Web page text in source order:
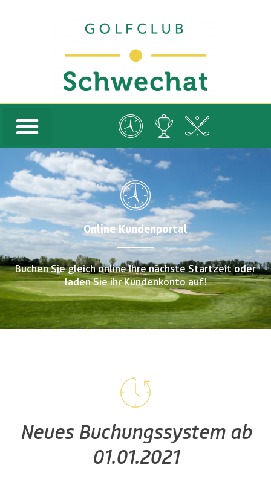
Online Kundenportal
Buchen Sie gleich online Ihre nächste Startzeit oder
laden Sie ihr Kundenkonto auf!
Neues Buchungssystem ab
01.01.2021